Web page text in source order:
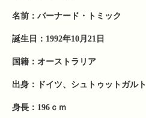
名前：バーナード・トミック
誕生日：1992年10月21日
国籍：オーストラリア
出身：ドイツ、シュトゥットガルト
身長：196ｃｍ